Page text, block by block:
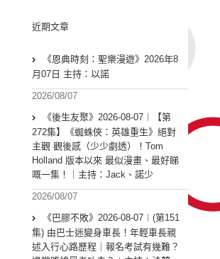
近期文章
《恩典時刻：聖樂漫遊》2026年8
月07日 主持：以諾
2026/08/07
《後生友聚》2026-08-07︱【第
272集】《蜘蛛俠：英雄重生》絕對
主觀 觀後感（少少劇透）！Tom
Holland 版本以來 最似漫畫、最好睇
嘅一集！｜主持：Jack、諾少
2026/08/07
《巴膠不敗》2026-08-07︱(第151
集) 由巴士迷變身車長！年輕車長親
述入行心路歷程｜報名考試有幾難？